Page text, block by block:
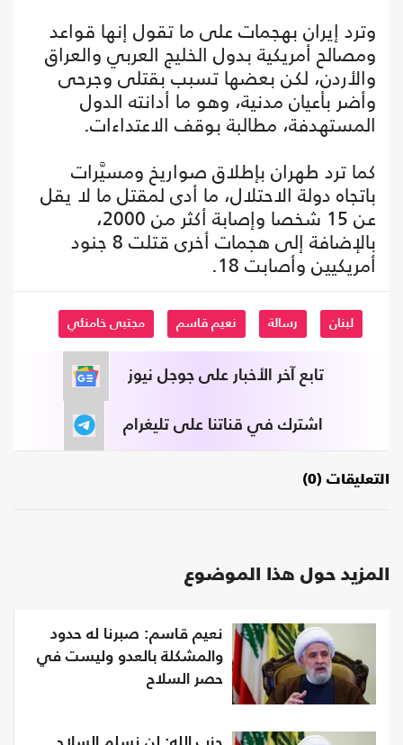
وترد إيران بهجمات على ما تقول إنها قواعد
ومصالح أمريكية بدول الخليج العربي والعراق
والأردن، لكن بعضها تسبب بقتلى وجرحى
وأضر بأعيان مدنية، وهو ما أدانته الدول
المستهدفة، مطالبة بوقف الاعتداءات.
كما ترد طهران بإطلاق صواريخ ومسيَّرات
باتجاه دولة الاحتلال، ما أدى لمقتل ما لا يقل
عن 15 شخصا وإصابة أكثر من 2000،
بالإضافة إلى هجمات أخرى قتلت 8 جنود
أمريكيين وأصابت 18.
لبنان رسالة نعيم قاسم مجتبى خامنئي
تابع آخر الأخبار على جوجل نيوز
اشترك في قناتنا على تليغرام
التعليقات (0)
المزيد حول هذا الموضوع
نعيم قاسم: صبرنا له حدود
والمشكلة بالعدو وليست في
حصر السلاح